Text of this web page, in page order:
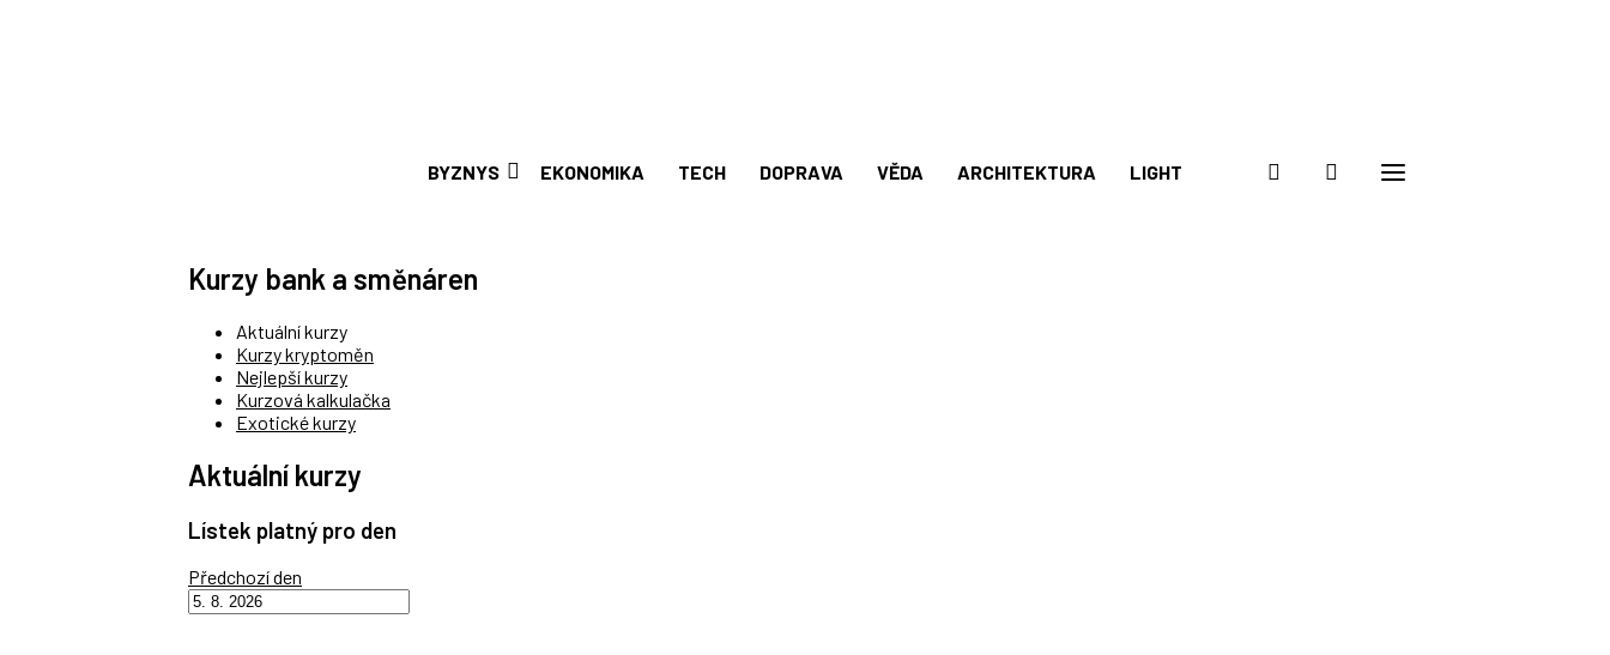
BYZNYS EKONOMIKA TECH DOPRAVA VĚDA ARCHITEKTURA LIGHT
Kurzy bank a směnáren
Aktuální kurzy
Kurzy kryptoměn
Nejlepší kurzy
Kurzová kalkulačka
Exotické kurzy
Aktuální kurzy
Lístek platný pro den
Předchozí den